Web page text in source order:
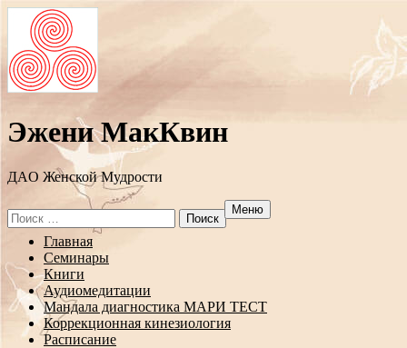
Эжени МакКвин
ДAO Женской Мудрости
Search
for:
Меню
Перейти
содержанию
Главная
Семинары
Книги
Аудиомедитации
Мандала диагностика МАРИ ТЕСТ
Коррекционная кинезиология
Расписание